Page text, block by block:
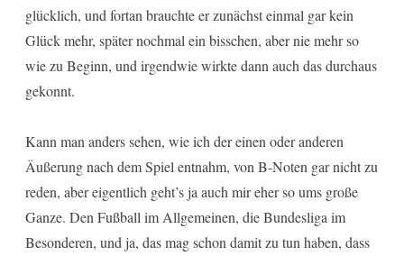
glücklich, und fortan brauchte er zunächst einmal gar kein
Glück mehr, später nochmal ein bisschen, aber nie mehr so
wie zu Beginn, und irgendwie wirkte dann auch das durchaus
gekonnt.
Kann man anders sehen, wie ich der einen oder anderen
Äußerung nach dem Spiel entnahm, von B-Noten gar nicht zu
reden, aber eigentlich geht’s ja auch mir eher so ums große
Ganze. Den Fußball im Allgemeinen, die Bundesliga im
Besonderen, und ja, das mag schon damit zu tun haben, dass